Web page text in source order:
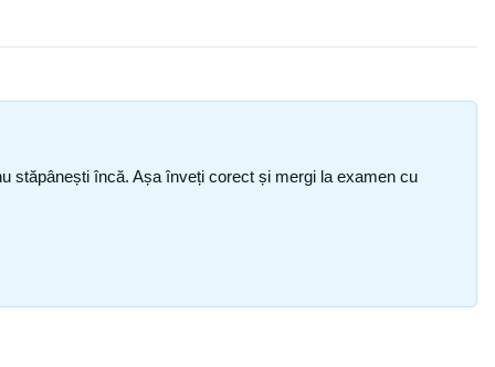
stăpânești încă. Așa înveți corect și mergi la examen cu